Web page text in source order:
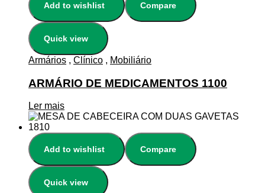
Add to wishlist Compare
Quick view
Armários , Clínico , Mobiliário
ARMÁRIO DE MEDICAMENTOS 1100
Ler mais
Add to wishlist Compare
Quick view